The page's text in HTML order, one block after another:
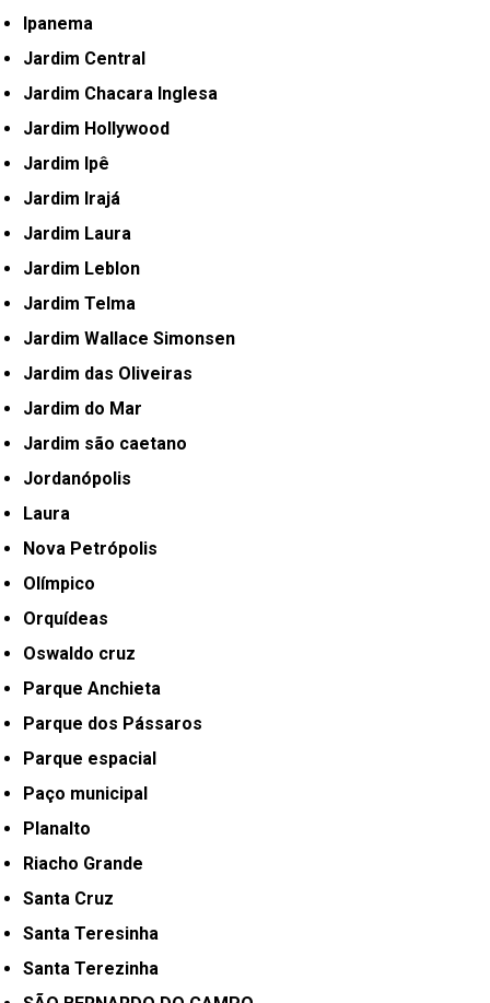
Ipanema
Jardim Central
Jardim Chacara Inglesa
Jardim Hollywood
Jardim Ipê
Jardim Irajá
Jardim Laura
Jardim Leblon
Jardim Telma
Jardim Wallace Simonsen
Jardim das Oliveiras
Jardim do Mar
Jardim são caetano
Jordanópolis
Laura
Nova Petrópolis
Olímpico
Orquídeas
Oswaldo cruz
Parque Anchieta
Parque dos Pássaros
Parque espacial
Paço municipal
Planalto
Riacho Grande
Santa Cruz
Santa Teresinha
Santa Terezinha